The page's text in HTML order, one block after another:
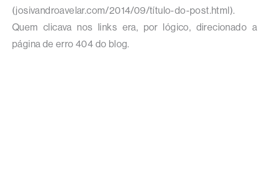
(josivandroavelar.com/2014/09/título-do-post.html).
Quem clicava nos links era, por lógico, direcionado a
página de erro 404 do blog.